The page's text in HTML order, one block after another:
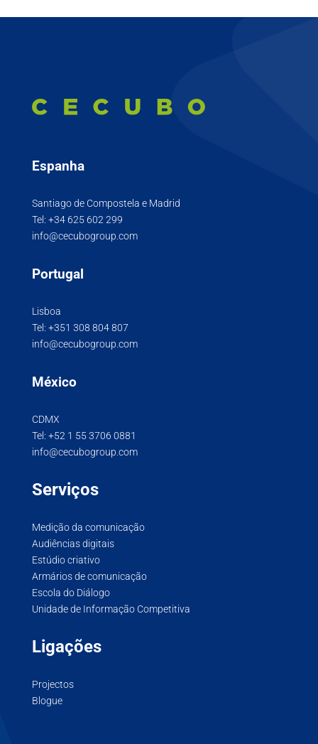
Espanha
Santiago de Compostela e Madrid
Tel: +34 625 602 299
info@cecubogroup.com
Portugal
Lisboa
Tel: +351 308 804 807
info@cecubogroup.com
México
CDMX
Tel: +52 1 55 3706 0881
info@cecubogroup.com
Serviços
Medição da comunicação
Audiências digitais
Estúdio criativo
Armários de comunicação
Escola do Diálogo
Unidade de Informação Competitiva
Ligações
Projectos
Blogue